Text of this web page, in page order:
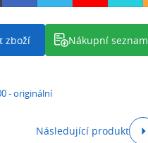
zboží Nákupní seznam
- originální
Následující produkt